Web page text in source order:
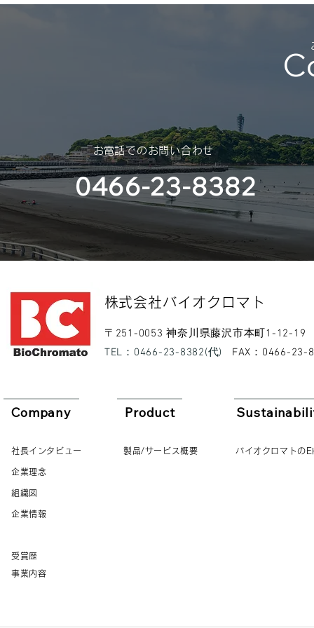
​お電話でのお問い合わせ
0466-23-8382
​株式会社バイオクロマト​
​〒251-0053 神奈川県藤沢市本町1-12-19
​TEL：0466-23-8382(代)
​FAX：0466-23-
Company
社長インタビュー
企業理念
組織図
企業情報
受賞歴
Product
製品/サービス概要
事業内容
バイオクロマトの